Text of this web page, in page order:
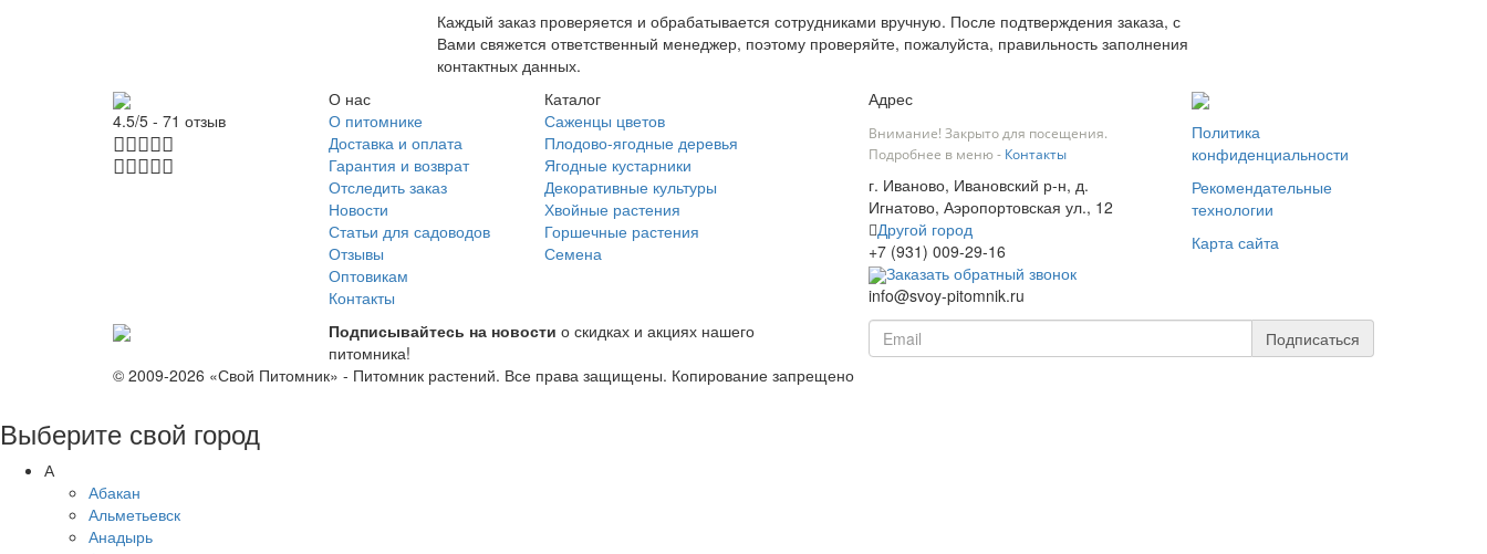
Каждый заказ проверяется и обрабатывается сотрудниками вручную. После подтверждения заказа, с
Вами свяжется ответственный менеджер, поэтому проверяйте, пожалуйста, правильность заполнения
контактных данных.
4.5/5 - 71 отзыв
О нас
О питомнике
Доставка и оплата
Гарантия и возврат
Отследить заказ
Новости
Статьи для садоводов
Отзывы
Оптовикам
Контакты
Каталог
Саженцы цветов
Плодово-ягодные деревья
Ягодные кустарники
Декоративные культуры
Хвойные растения
Горшечные растения
Семена
Адрес
Внимание! Закрыто для посещения.
Подробнее в меню - Контакты
г. Иваново, Ивановский р-н, д.
Игнатово, Аэропортовская ул., 12
Другой город
+7 (931) 009-29-16
Заказать обратный звонок
info@svoy-pitomnik.ru
Политика
конфиденциальности
Рекомендательные
технологии
Карта сайта
Подписывайтесь на новости о скидках и акциях нашего
питомника!
Подписаться
© 2009-2026 «Свой Питомник» - Питомник растений. Все права защищены. Копирование запрещено
Выберите свой город
А
Абакан
Альметьевск
Анадырь